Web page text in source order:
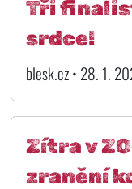
Tři
srdce!
blesk.cz • 28. 1.
Zítra v
zranění